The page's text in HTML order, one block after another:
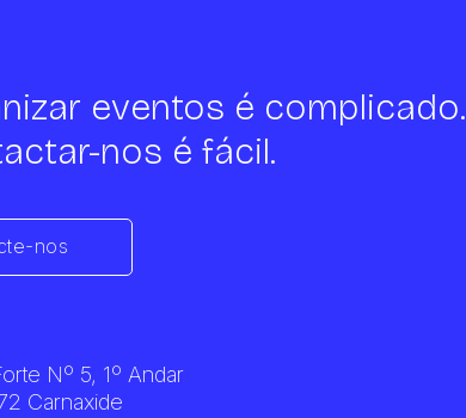
eventos é complicado.
nos é fácil.
nos
Nº 5, 1º Andar
Carnaxide